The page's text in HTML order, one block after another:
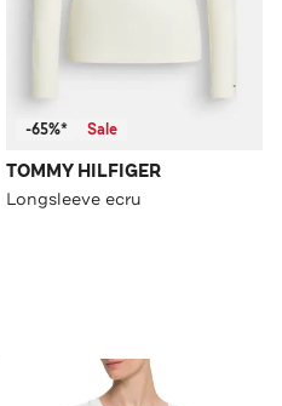
-65%* Sale
TOMMY HILFIGER
Longsleeve ecru